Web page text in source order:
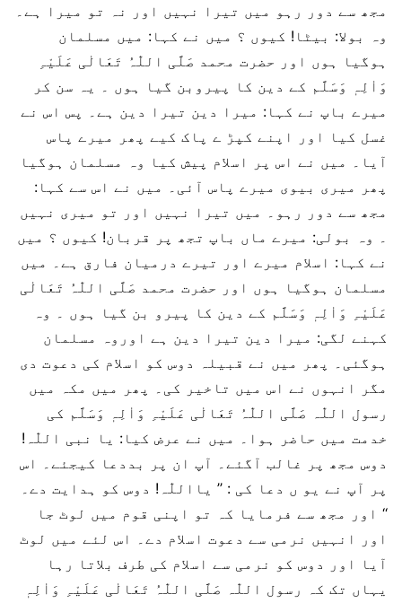
مجھ سے دور رہو میں تیرا نہیں اور نہ تو میرا ہے۔
وہ بولا: بیٹا! کیوں ؟ میں نے کہا: میں مسلمان
ہوگیا ہوں اور حضرت محمد صَلَّی اللّٰہُ تَعَالٰی عَلَیْہِ
وَاٰلِہٖ وَسَلَّم کے دین کا پیروبن گیا ہوں ۔ یہ سن کر
میرے باپ نے کہا: میرا دین تیرا دین ہے۔ پس اس نے
غسل کیا اور اپنے کپڑ ے پاک کیے پھر میرے پاس
آیا۔ میں نے اس پر اسلام پیش کیا وہ مسلمان ہوگیا
پھر میری بیوی میرے پاس آئی۔ میں نے اس سے کہا:
مجھ سے دور رہو۔ میں تیرا نہیں اور تو میری نہیں
۔ وہ بولی: میرے ماں باپ تجھ پر قربان! کیوں ؟ میں
نے کہا: اسلام میرے اور تیرے درمیان فارق ہے۔ میں
مسلمان ہوگیا ہوں اور حضرت محمد صَلَّی اللّٰہُ تَعَالٰی
عَلَیْہِ وَاٰلِہٖ وَسَلَّم کے دین کا پیرو بن گیا ہوں ۔ وہ
کہنے لگی: میرا دین تیرا دین ہے اوروہ مسلمان
ہوگئی۔ پھر میں نے قبیلہ دوس کو اسلام کی دعوت دی
مگر انہوں نے اس میں تاخیر کی۔ پھر میں مکہ میں
رسول اللّٰہ صَلَّی اللّٰہُ تَعَالٰی عَلَیْہِ وَاٰلِہٖ وَسَلَّم کی
خدمت میں حاضر ہوا۔ میں نے عرض کیا: یا نبی اللّٰہ!
دوس مجھ پر غالب آگئے۔ آپ ان پر بددعا کیجئے۔ اس
پر آپ نے یو ں دعا کی : ’’ یااللّٰہ! دوس کو ہدایت دے۔
‘‘ اور مجھ سے فرمایا کہ تو اپنی قوم میں لوٹ جا
اور انہیں نرمی سے دعوت اسلام دے۔ اس لئے میں لوٹ
آیا اور دوس کو نرمی سے اسلام کی طرف بلاتا رہا
یہاں تک کہ رسول اللّٰہ صَلَّی اللّٰہُ تَعَالٰی عَلَیْہِ وَاٰلِہٖ